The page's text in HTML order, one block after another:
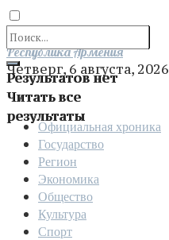
Результатов нет
Читать все
результаты
Отправить
Республика Армения
Четверг, 6 августа, 2026
Официальная хроника
Государство
Регион
Экономика
Общество
Культура
Спорт